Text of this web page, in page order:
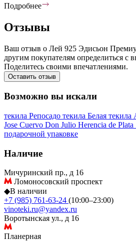
Подробнее
Отзывы
Ваш отзыв о Лей 925 Эдисьон
другим покупателям определиться с
Поделитесь своими впечатлениями.
Оставить отзыв
Возможно вы искали
текила Репосадо текила Белая текила
Jose Cuervo Don Julio Herencia de Plata
подарочной упаковке
Наличие
Мичуринский пр., д 16
Ломоносовский проспект
◆В наличии
+7 (985) 761-63-24 (10:00–23:00)
vinoteki.ru@yandex.ru
Воротынская ул., д 16
Планерная